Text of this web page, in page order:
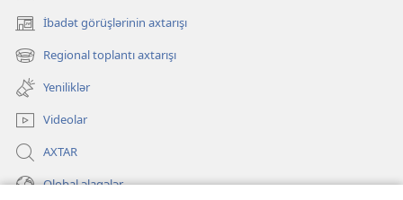
İbadət görüşlərinin axtarışı
(yeni
pəncərə
açılır)
Regional toplantı axtarışı
(yeni
pəncərə
açılır)
Yeniliklər
Videolar
AXTAR
Qlobal əlaqələr